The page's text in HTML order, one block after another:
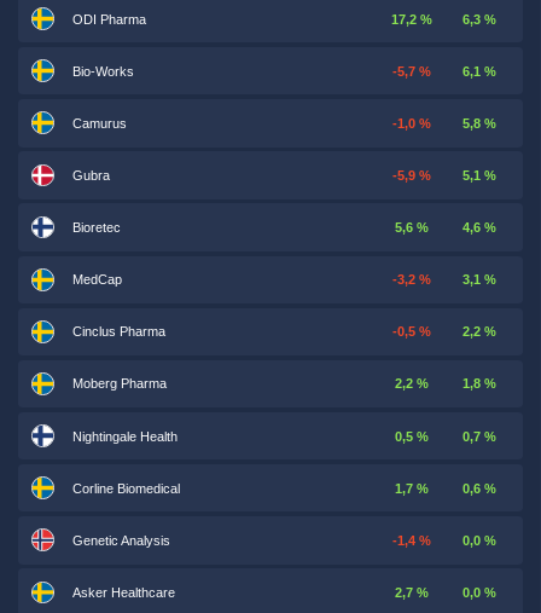
ODI Pharma 17,2 % 6,3 %
Bio-Works -5,7 % 6,1 %
Camurus -1,0 % 5,8 %
Gubra -5,9 % 5,1 %
Bioretec 5,6 % 4,6 %
MedCap -3,2 % 3,1 %
Cinclus Pharma -0,5 % 2,2 %
Moberg Pharma 2,2 % 1,8 %
Nightingale Health 0,5 % 0,7 %
Corline Biomedical 1,7 % 0,6 %
Genetic Analysis -1,4 % 0,0 %
Asker Healthcare 2,7 % 0,0 %